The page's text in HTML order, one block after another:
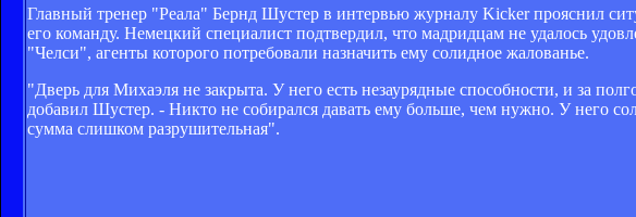
Главный тренер "Реала" Бернд Шустер в интервью журналу Kicker прояснил
его команду. Немецкий специалист подтвердил, что мадридцам не удалось
"Челси", агенты которого потребовали назначить ему солидное жалованье.
"Дверь для Михаэля не закрыта. У него есть незаурядные способности, и за
добавил Шустер. - Никто не собирался давать ему больше, чем нужно. У него
сумма слишком разрушительная".